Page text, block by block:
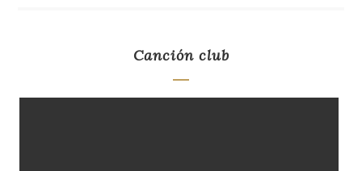
Canción club